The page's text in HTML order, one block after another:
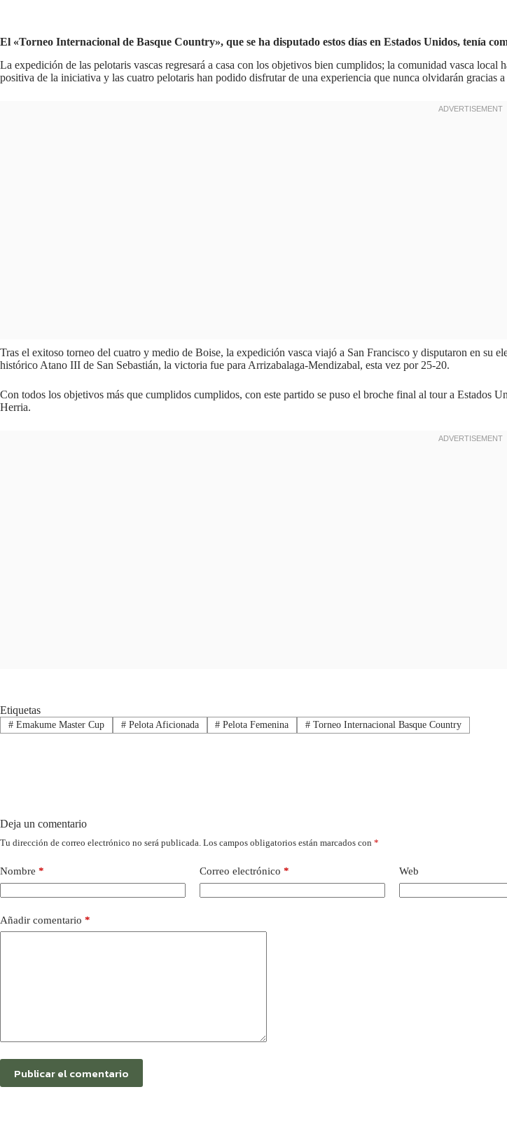
El «Torneo Internacional de Basque Country», que se ha disputado estos días en Estados Unidos, tenía
La expedición de las pelotaris vascas regresará a casa con los objetivos bien cumplidos; la comunidad vasca
positiva de la iniciativa y las cuatro pelotaris han podido disfrutar de una experiencia que nunca olvidarán gracias a
Tras el exitoso torneo del cuatro y medio de Boise, la expedición vasca viajó a San Francisco y disputaron en
histórico Atano III de San Sebastián, la victoria fue para Arrizabalaga-Mendizabal, esta vez por 25-20.
Con todos los objetivos más que cumplidos cumplidos, con este partido se puso el broche final al tour a Estados
Herria.
Etiquetas
#Emakume Master Cup #Pelota Aficionada # Pelota Femenina # Torneo Internacional Basque Country
Deja un comentario
Tu dirección de correo electrónico no será publicada. Los campos obligatorios están marcados con *
Nombre * Correo electrónico * Web
Añadir comentario *
Publicar el comentario